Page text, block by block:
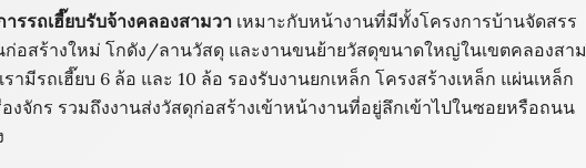
ารรถเฮี๊ยบรับจ้างคลองสามวาเหมาะกับหน้างานที่มีทั้งโครงการบ้านจัดสรร
ก่อสร้างใหม่ โกดัง/ลานวัสดุ และงานขนย้ายวัสดุขนาดใหญ่ในเขตคลองสาม
รามีรถเฮี๊ยบ 6 ล้อ และ 10 ล้อ รองรับงานยกเหล็ก โครงสร้างเหล็ก แผ่นเหล็ก
องจักร รวมถึงงานส่งวัสดุก่อสร้างเข้าหน้างานที่อยู่ลึกเข้าไปในซอยหรือถนน